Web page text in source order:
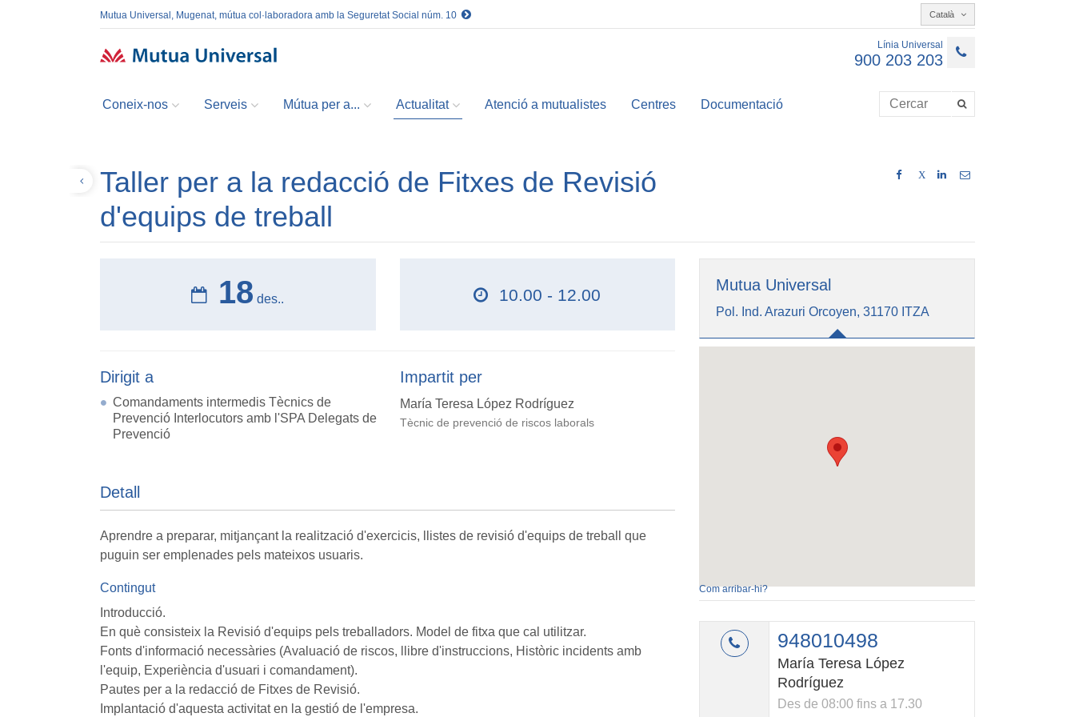
Mutua Universal, Mugenat, mútua col·laboradora amb la Seguretat Social núm. 10 Català
Línia Universal
900 203 203
Coneix-nos Serveis Mútua per a... Actualitat Atenció a mutualistes Centres Documentació
X
Taller per a la redacció de Fitxes de Revisió
d'equips de treball
18 des.. 10.00 - 12.00
Dirigit a
Comandaments intermedis Tècnics de
Prevenció Interlocutors amb l'SPA Delegats de
Prevenció
Impartit per
María Teresa López Rodríguez
Tècnic de prevenció de riscos laborals
Detall
Aprendre a preparar, mitjançant la realització d'exercicis, llistes de revisió d'equips de treball que
puguin ser emplenades pels mateixos usuaris.
Contingut
Introducció.
En què consisteix la Revisió d'equips pels treballadors. Model de fitxa que cal utilitzar.
Fonts d'informació necessàries (Avaluació de riscos, llibre d'instruccions, Històric incidents amb
l'equip, Experiència d'usuari i comandament).
Pautes per a la redacció de Fitxes de Revisió.
Implantació d'aquesta activitat en la gestió de l'empresa.
Mutua Universal
Pol. Ind. Arazuri Orcoyen, 31170 ITZA
Com arribar-hi?
948010498
María Teresa López
Rodríguez
Des de 08:00 fins a 17.30